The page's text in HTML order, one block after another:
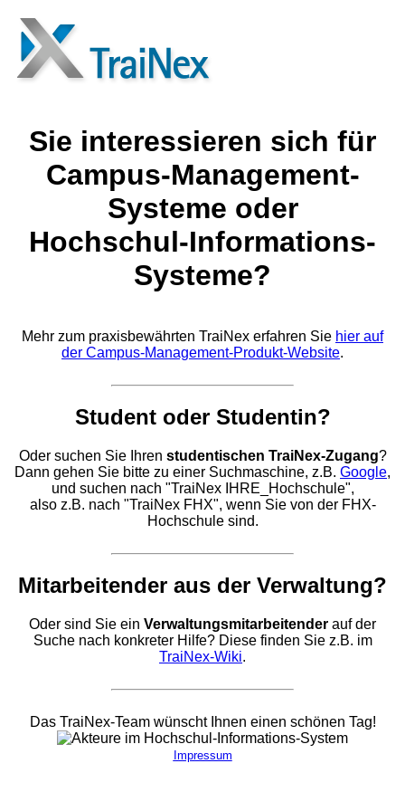
Sie interessieren sich für
Campus-Management-
Systeme oder
Hochschul-Informations-
Systeme?
Mehr zum praxisbewährten TraiNex erfahren Sie hier auf
der Campus-Management-Produkt-Website.
Student oder Studentin?
Oder suchen Sie Ihren studentischen TraiNex-Zugang?
Dann gehen Sie bitte zu einer Suchmaschine, z.B. Google,
und suchen nach "TraiNex IHRE_Hochschule",
also z.B. nach "TraiNex FHX", wenn Sie von der FHX-
Hochschule sind.
Mitarbeitender aus der Verwaltung?
Oder sind Sie ein Verwaltungsmitarbeitender auf der
Suche nach konkreter Hilfe? Diese finden Sie z.B. im
TraiNex-Wiki.
Das TraiNex-Team wünscht Ihnen einen schönen Tag!
Impressum